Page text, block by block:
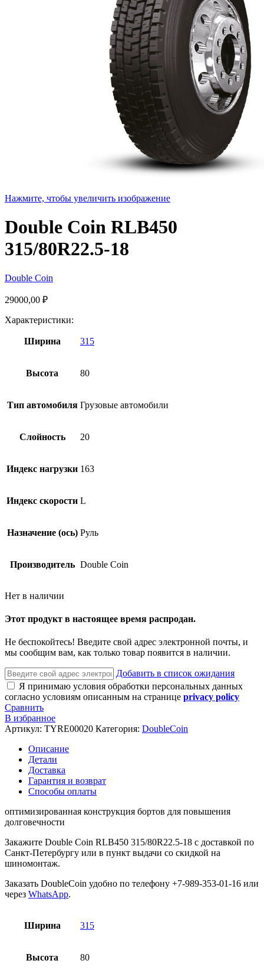
Нажмите, чтобы увеличить изображение
Double Coin RLB450
315/80R22.5-18
Double Coin
29000,00 ₽
Характеристики:
Ширина 315
Высота 80
Тип автомобиля Грузовые автомобили
Слойность 20
Индекс нагрузки 163
Индекс скорости L
Назначение (ось) Руль
Производитель Double Coin
Нет в наличии
Этот продукт в настоящее время распродан.
Не беспокойтесь! Введите свой адрес электронной почты, и
мы сообщим вам, как только товар появится в наличии.
Добавить в список ожидания
Я принимаю условия обработки персональных данных
согласно условиям описанным на странице privacy policy
Сравнить
В избранное
Артикул: TYRE00020 Категория: DoubleCoin
Описание
Детали
Доставка
Гарантия и возврат
Способы оплаты
оптимизированная конструкция бортов для повышения
долговечности
Закажите Double Coin RLB450 315/80R22.5-18 c доставкой по
Санкт-Петербургу или в пункт выдачи со скидкой на
шиномонтаж.
Заказать DoubleCoin удобно по телефону +7-989-353-01-16 или
через WhatsApp.
Ширина 315
Высота 80